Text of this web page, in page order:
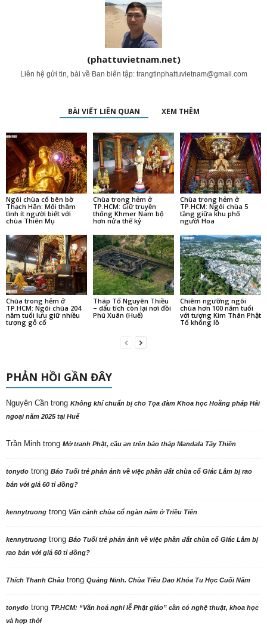
(phattuvietnam.net)
Liên hệ gửi tin, bài về Ban biên tập: trangtinphattuvietnam@gmail.com
BÀI VIẾT LIÊN QUAN XEM THÊM
Ngôi chùa cổ bên bờ
Thạch Hãn: Mối thâm
tình ít người biết với
chùa Thiên Mụ
Chùa trong hẻm ở
TP.HCM: Giữ truyền
thống Khmer Nam bộ
hơn nửa thế kỷ
Chùa trong hẻm ở
TP.HCM: Ngôi chùa 5
tầng giữa khu phố
người Hoa
Chùa trong hẻm ở
TP.HCM: Ngôi chùa 204
năm tuổi lưu giữ nhiều
tượng gỗ cổ
Tháp Tổ Nguyên Thiều
– dấu tích còn lại nơi đồi
Phú Xuân (Huế)
Chiêm ngưỡng ngôi
chùa hơn 100 năm tuổi
với tượng Kim Thân Phật
Tổ khổng lồ
PHẢN HỒI GẦN ĐÂY
Nguyên Cần trong Không khí chuẩn bị cho Tọa đàm Khoa học Hoằng pháp Hải
ngoại năm 2025 tại Huế
Trần Minh trong Mở tranh Phật, cầu an trên bảo tháp Mandala Tây Thiên
tonydo trong Báo Tuổi trẻ phản ảnh về việc phần đất chùa cổ Giác Lâm bị rao
bán với giá 60 tỉ đồng?
kennytruong trong Vãn cảnh chùa cổ ngàn năm ở Triều Tiên
kennytruong trong Báo Tuổi trẻ phản ảnh về việc phần đất chùa cổ Giác Lâm bị
rao bán với giá 60 tỉ đồng?
Thích Thanh Châu trong Quảng Ninh. Chùa Tiêu Dao Khóa Tu Học Cuối Năm
tonydo trong TP.HCM: “Văn hoá nghi lễ Phật giáo” cần có nghệ thuật, khoa học
và hợp thời